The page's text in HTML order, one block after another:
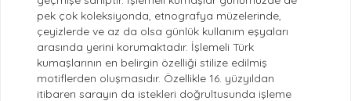
pek çok koleksiyonda, etnografya müzelerinde,
çeyizlerde ve az da olsa günlük kullanım eşyaları
arasında yerini korumaktadır. İşlemeli Türk
kumaşlarının en belirgin özelliği stilize edilmiş
motiflerden oluşmasıdır. Özellikle 16. yüzyıldan
itibaren sarayın da istekleri doğrultusunda işleme